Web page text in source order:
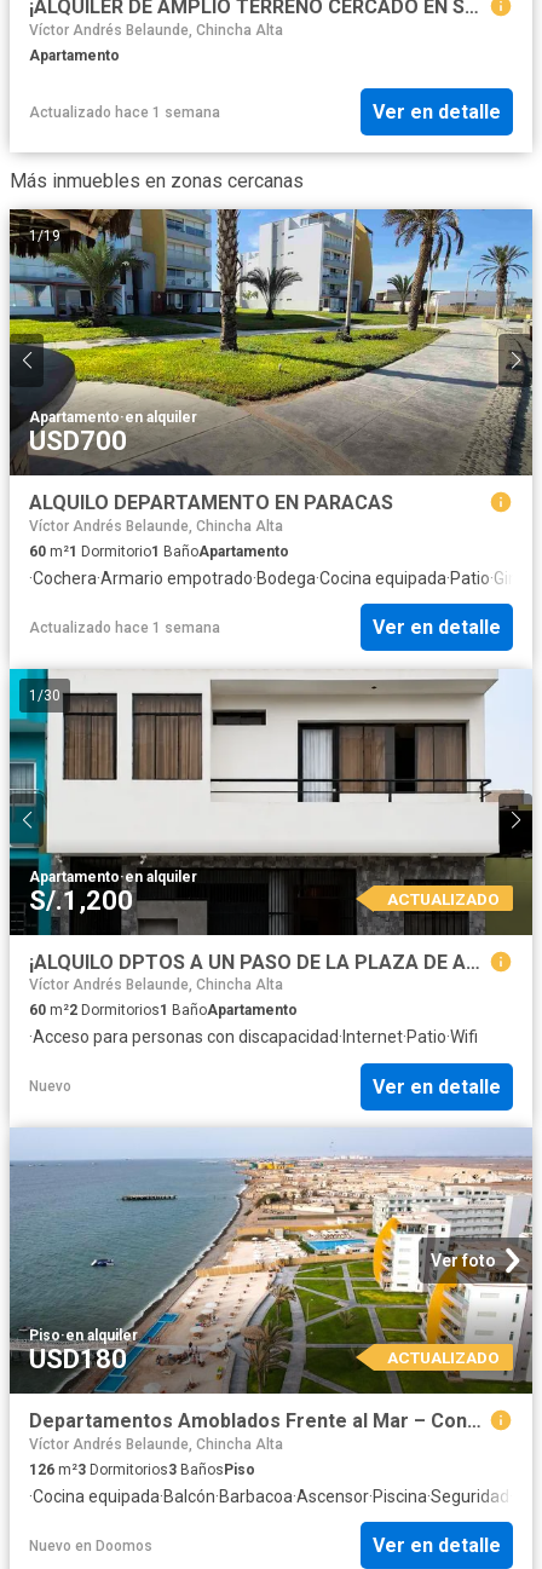
¡ALQUILER DE AMPLIO TERRENO CERCADO EN SUNAMPE – CHINCHA!
Víctor Andrés Belaunde, Chincha Alta
Apartamento
Actualizado hace 1 semana Ver en detalle
Más inmuebles en zonas cercanas
1/19
Apartamento·en alquiler
USD700
ALQUILO DEPARTAMENTO EN PARACAS
Víctor Andrés Belaunde, Chincha Alta
60 m²1 Dormitorio1 BañoApartamento
·Cochera·Armario empotrado·Bodega·Cocina equipada·Patio·
Actualizado hace 1 semana Ver en detalle
1 /30
Apartamento·en alquiler
S/.1,200 ACTUALIZADO
¡ALQUILO DPTOS A UN PASO DE LA PLAZA DE ARMAS DE CAÑETE!
Víctor Andrés Belaunde, Chincha Alta
60 m²2 Dormitorios1 BañoApartamento
·Acceso para personas con discapacidad· Internet·Patio·Wifi
Nuevo Ver en detalle
Ver foto
Piso·en alquiler
USD180 ACTUALIZADO
Departamentos Amoblados Frente al Mar – Condominio Las Velas Paracas por días y semanas!
Víctor Andrés Belaunde, Chincha Alta
126 m²3 Dormitorios3 Baños Piso
·Cocina equipada·Balcón·Barbacoa·Ascensor·Piscina·Seguridad
Nuevo en Doomos Ver en detalle